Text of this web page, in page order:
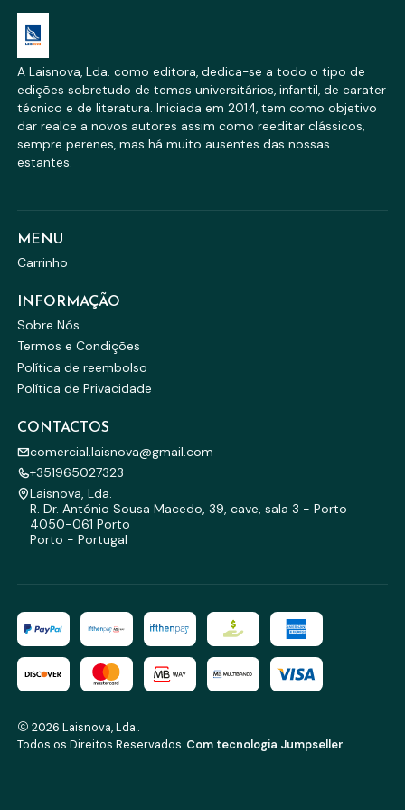
A Laisnova, Lda. como editora, dedica-se a todo o tipo de
edições sobretudo de temas universitários, infantil, de carater
técnico e de literatura. Iniciada em 2014, tem como objetivo
dar realce a novos autores assim como reeditar clássicos,
sempre perenes, mas há muito ausentes das nossas
estantes.
MENU
Carrinho
INFORMAÇÃO
Sobre Nós
Termos e Condições
Política de reembolso
Política de Privacidade
CONTACTOS
comercial.laisnova@gmail.com
+351965027323
Laisnova, Lda.
R. Dr. António Sousa Macedo, 39, cave, sala 3 - Porto
4050-061 Porto
Porto - Portugal
2026 Laisnova, Lda..
Todos os Direitos Reservados. Com tecnologia Jumpseller.